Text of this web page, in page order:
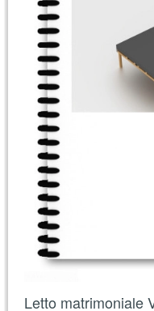
Letto matrimoniale